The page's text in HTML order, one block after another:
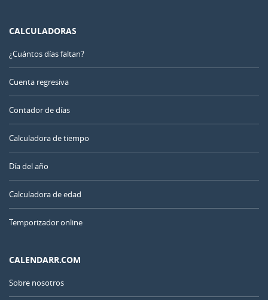
CALCULADORAS
¿Cuántos días faltan?
Cuenta regresiva
Contador de días
Calculadora de tiempo
Día del año
Calculadora de edad
Temporizador online
CALENDARR.COM
Sobre nosotros